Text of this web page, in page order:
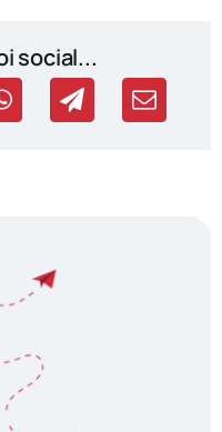
social...